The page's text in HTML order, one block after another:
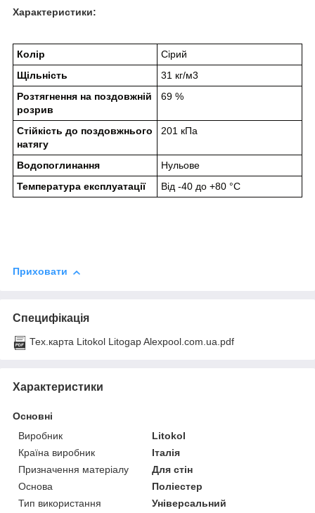
Характеристики:
Колір
Сірий
Щільність
31 кг/м3
Розтягнення на поздовжній
розрив
69 %
Стійкість до поздовжнього
натягу
201 кПа
Водопоглинання
Нульове
Температура експлуатації
Від -40 до +80 °C
Приховати
Специфікація
Тех.карта Litokol Litogap Alexpool.com.ua.pdf
Характеристики
Основні
Виробник
Litokol
Країна виробник
Італія
Призначення матеріалу
Для стін
Основа
Поліестер
Тип використання
Універсальний